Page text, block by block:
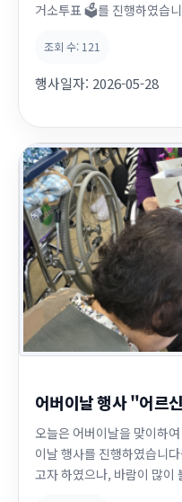
거소투표 🗳️를 진행하였습
조회 수: 121
행사일자: 2026-05-28
어버이날 행사 "어르
오늘은 어버이날을 맞이하
이날 행사를 진행하였습니
고자 하였으나, 바람이 많이